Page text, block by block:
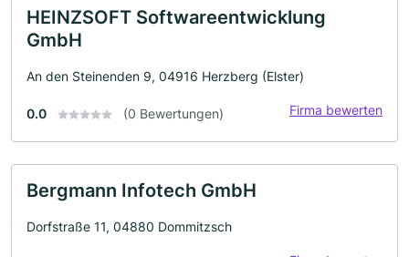
HEINZSOFT Softwareentwicklung
GmbH
An den Steinenden 9, 04916 Herzberg (Elster)
0.0 (0 Bewertungen) Firma bewerten
Bergmann Infotech GmbH
Dorfstraße 11, 04880 Dommitzsch